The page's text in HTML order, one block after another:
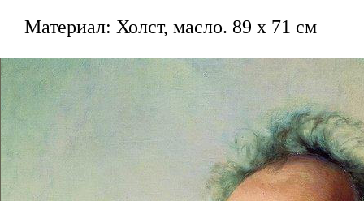
Материал: Холст, масло. 89 x 71 см